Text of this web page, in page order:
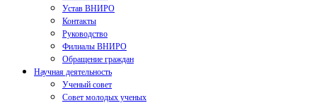
Устав ВНИРО
Контакты
Руководство
Филиалы ВНИРО
Обращение граждан
Научная деятельность
Ученый совет
Совет молодых ученых